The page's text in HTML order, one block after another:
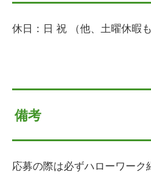
休日：日 祝 （他、土曜休暇
備考
応募の際は必ずハローワーク